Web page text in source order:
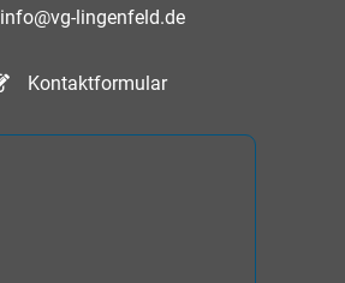
info@vg-lingenfeld.de
Kontaktformular